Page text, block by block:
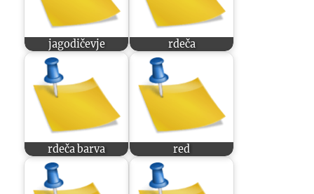
jagodičevje rdeča
rdeča barva red